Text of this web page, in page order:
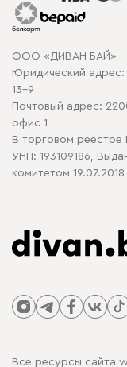
Гарантия
Карта сайта
Политика
Политика в
ООО «ДИВАН БАЙ»
Юридический адрес:
13-9
Почтовый адрес:
офис 1
В торговом реестре
УНП: 193109186,
комитетом 19.07.2018
Все ресурсы сайта